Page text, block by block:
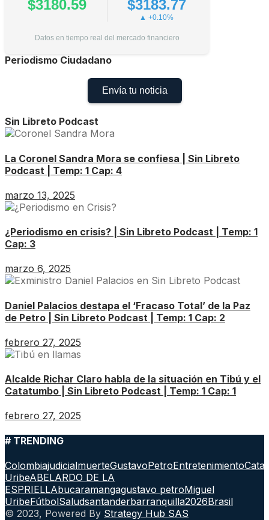
$3180.59 $3183.77
▲ +0.10%
Datos en tiempo real del mercado financiero
Periodismo Ciudadano
Envía tu noticia
Sin Libreto Podcast
La Coronel Sandra Mora se confiesa | Sin Libreto
Podcast | Temp: 1 Cap: 4
marzo 13, 2025
¿Periodismo en crisis? | Sin Libreto Podcast | Temp: 1
Cap: 3
marzo 6, 2025
Daniel Palacios destapa el ‘Fracaso Total’ de la Paz
de Petro | Sin Libreto Podcast | Temp: 1 Cap: 2
febrero 27, 2025
Alcalde Richar Claro habla de la situación en Tibú y el
Catatumbo | Sin Libreto Podcast | Temp: 1 Cap: 1
febrero 27, 2025
# TRENDING
ColombiajudicialmuerteGustavoPetroEntretenimiento
UribeABELARDO DE LA
ESPRIELLAbucaramangagustavo petroMiguel
UribeFútbolSaludsantanderbarranquilla2026Brasil
© 2023, Powered By Strategy Hub SAS